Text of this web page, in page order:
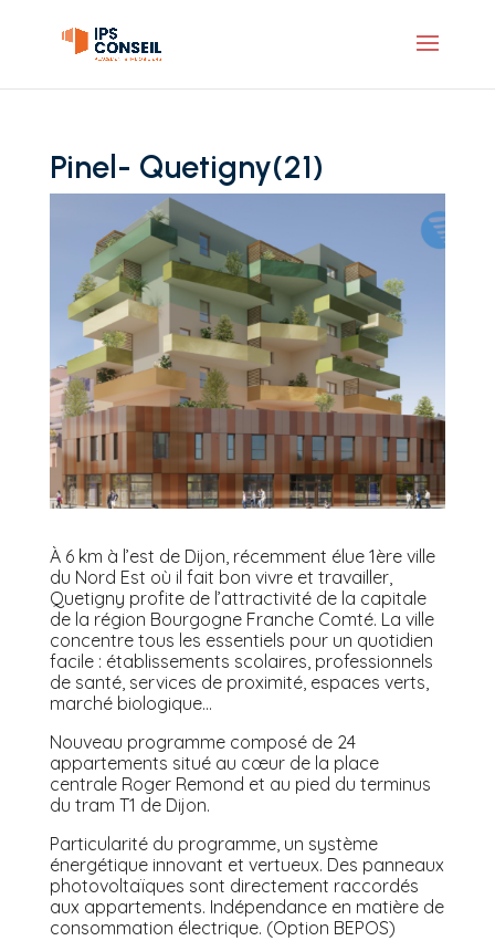
Pinel- Quetigny(21)
À 6 km à l’est de Dijon, récemment élue 1ère ville
du Nord Est où il fait bon vivre et travailler,
Quetigny profite de l’attractivité de la capitale
de la région Bourgogne Franche Comté. La ville
concentre tous les essentiels pour un quotidien
facile : établissements scolaires, professionnels
de santé, services de proximité, espaces verts,
marché biologique…
Nouveau programme composé de 24
appartements situé au cœur de la place
centrale Roger Remond et au pied du terminus
du tram T1 de Dijon.
Particularité du programme, un système
énergétique innovant et vertueux. Des panneaux
photovoltaïques sont directement raccordés
aux appartements. Indépendance en matière de
consommation électrique. (Option BEPOS)